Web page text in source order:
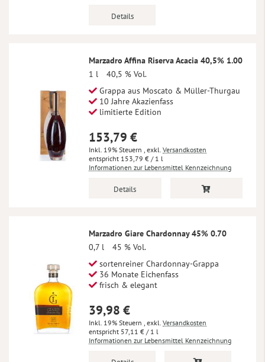
Details
Marzadro Affina Riserva Acacia 40,5% 1.00
1 l
40,5 % Vol.
Grappa aus Moscato & Müller-Thurgau
10 Jahre Akazienfass
limitierte Edition
153,79 €
Inkl. 19% Steuern , exkl. Versandkosten
153,79 € / 1 l
Informationen zur Lebensmittel Kennzeichnung
Details
Marzadro Giare Chardonnay 45% 0.70
0,7 l
45 % Vol.
sortenreiner Chardonnay-Grappa
36 Monate Eichenfass
frisch & elegant
39,98 €
Inkl. 19% Steuern , exkl. Versandkosten
57,11 € / 1 l
Informationen zur Lebensmittel Kennzeichnung